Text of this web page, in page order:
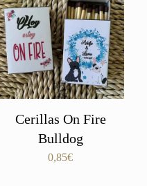
Cerillas On Fire
Bulldog
0,85€